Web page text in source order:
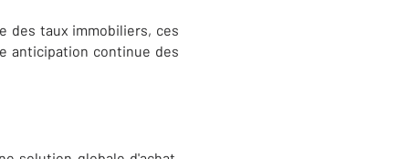
des taux immobiliers, ces
anticipation continue des